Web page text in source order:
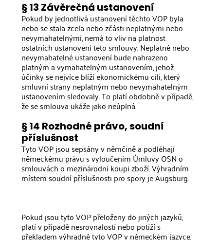
§ 13 Závěrečná ustanovení
Pokud by jednotlivá ustanovení těchto VOP byla
nebo se stala zcela nebo zčásti neplatnými nebo
nevymahatelnými, nemá to vliv na platnost
ostatních ustanovení této smlouvy. Neplatné nebo
nevymahatelné ustanovení bude nahrazeno
platným a vymahatelným ustanovením, jehož
účinky se nejvíce blíží ekonomickému cíli, který
smluvní strany neplatným nebo nevymahatelným
ustanovením sledovaly. To platí obdobně v případě,
že se smlouva ukáže jako neúplná.
§ 14 Rozhodné právo, soudní
příslušnost
Tyto VOP jsou sepsány v němčině a podléhají
německému právu s vyloučením Úmluvy OSN o
smlouvách o mezinárodní koupi zboží. Výhradním
místem soudní příslušnosti pro spory je Augsburg.
Pokud jsou tyto VOP přeloženy do jiných jazyků,
platí v případě nesrovnalostí nebo potíží s
překladem výhradně tyto VOP v německém jazyce. ‍